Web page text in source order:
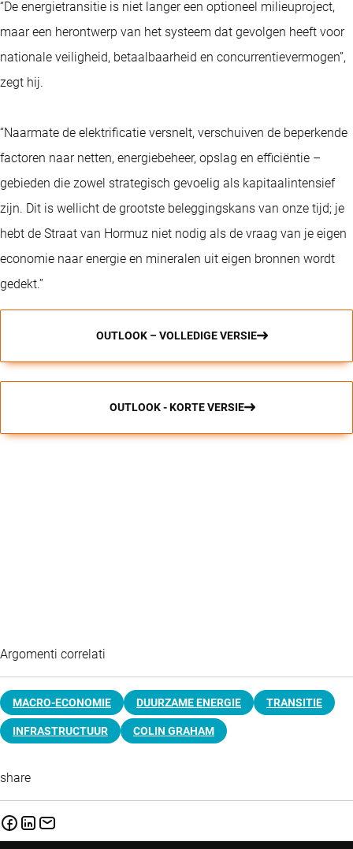
“De energietransitie is niet langer een optioneel milieuproject,
maar een herontwerp van het systeem dat gevolgen heeft voor
nationale veiligheid, betaalbaarheid en concurrentievermogen”,
zegt hij.
“Naarmate de elektrificatie versnelt, verschuiven de beperkende
factoren naar netten, energiebeheer, opslag en efficiëntie –
gebieden die zowel strategisch gevoelig als kapitaalintensief
zijn. Dit is wellicht de grootste beleggingskans van onze tijd; je
hebt de Straat van Hormuz niet nodig als de vraag van je eigen
economie naar energie en mineralen uit eigen bronnen wordt
gedekt.”
OUTLOOK – VOLLEDIGE VERSIE
OUTLOOK - KORTE VERSIE
Argomenti correlati
MACRO-ECONOMIE DUURZAME ENERGIE TRANSITIE
INFRASTRUCTUUR COLIN GRAHAM
share